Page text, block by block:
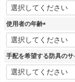
(
必
須
使用者の年齢
(
必
須
手配を希望する防具のサ